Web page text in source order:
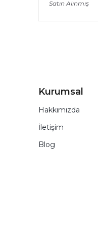
Satın Alınmış
Kurumsal
Hakkımızda
İletişim
Blog